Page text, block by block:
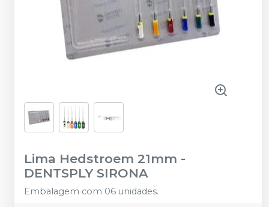
Lima Hedstroem 21mm -
DENTSPLY SIRONA
Embalagem com 06 unidades.